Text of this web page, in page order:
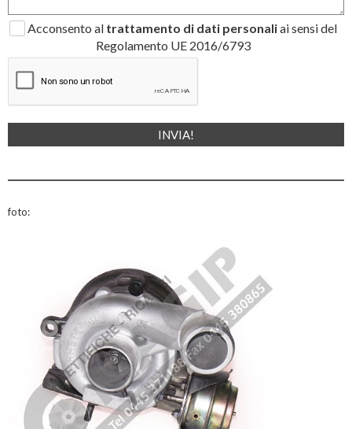
Acconsento al trattamento di dati personaliai sensi del
Regolamento UE 2016/6793
foto: